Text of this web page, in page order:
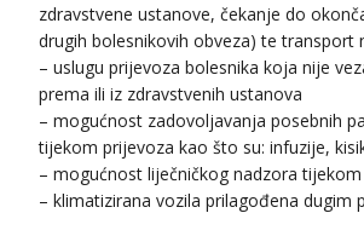
zdravstvene ustanove, čekanje do
drugih bolesnikovih obveza) te transport
– uslugu prijevoza bolesnika koja nije
prema ili iz zdravstvenih ustanova
– mogućnost zadovoljavanja posebnih
tijekom prijevoza kao što su: infuzije,
– mogućnost liječničkog nadzora
– klimatizirana vozila prilagođena dugim